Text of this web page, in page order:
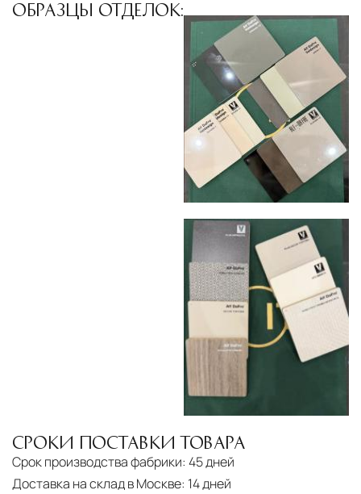
ОБРАЗЦЫ ОТДЕЛОК:
СРОКИ ПОСТАВКИ ТОВАРА
Срок производства фабрики: 45 дней
Доставка на склад в Москве: 14 дней